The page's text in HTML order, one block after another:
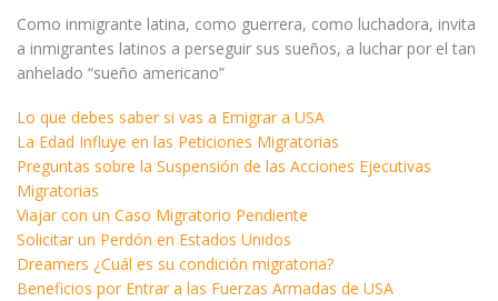
Como inmigrante latina, como guerrera, como luchadora, invita
a inmigrantes latinos a perseguir sus sueños, a luchar por el tan
anhelado “sueño americano”
Lo que debes saber si vas a Emigrar a USA
La Edad Influye en las Peticiones Migratorias
Preguntas sobre la Suspensión de las Acciones Ejecutivas
Migratorias
Viajar con un Caso Migratorio Pendiente
Solicitar un Perdón en Estados Unidos
Dreamers ¿Cuál es su condición migratoria?
Beneficios por Entrar a las Fuerzas Armadas de USA